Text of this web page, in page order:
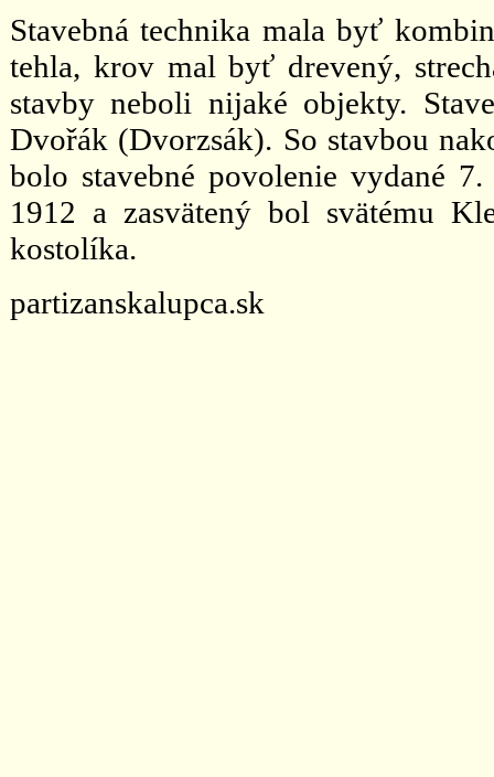
Stavebná technika mala byť
tehla, krov mal byť drevený,
stavby neboli nijaké objekty.
Dvořák (Dvorzsák). So stavbou
bolo stavebné povolenie vydané
1912 a zasvätený bol svätému
kostolíka.
partizanskalupca.sk